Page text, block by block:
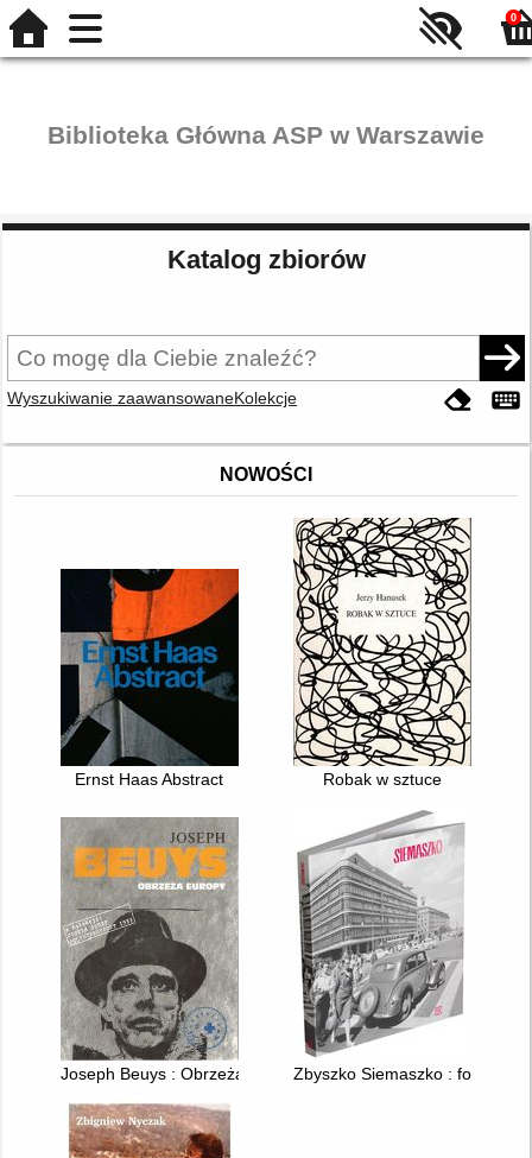
0
Biblioteka Główna ASP w Warszawie
Katalog zbiorów
Wyszukiwanie zaawansowaneKolekcje
NOWOŚCI
Ernst Haas Abstract Robak w sztuce
Joseph Beuys : Obrzeża Europy : z kolekcji: Joseph Beuys
Zbyszko Siemaszko : fotograf